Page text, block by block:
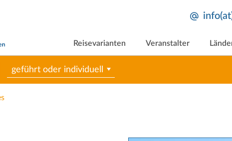
Reisevarianten Veranstalter
geführt oder individuell